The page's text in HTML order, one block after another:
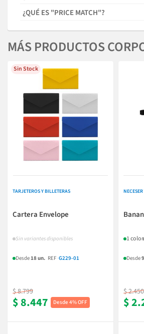
¿QUÉ ES "PRICE MATCH"?
MÁS PRODUCTOS
Sin Stock
TARJETEROS Y BILLETERAS
Cartera Envelope
Sin variantes disponibles
Desde18 un. REF ·G229-01
$ 8.799
$ 8.447 4% OFF
1 color
Desde
$ 2.450
$